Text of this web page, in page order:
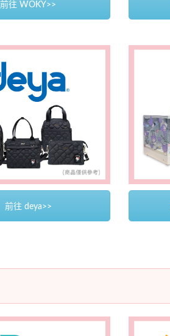
前往 WOKY>>
前往 deya>>